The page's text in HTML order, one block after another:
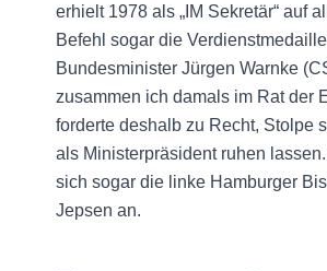
erhielt 1978 als „IM Sekretär“ auf
Befehl sogar die
Bundesminister Jürgen Warnke
zusammen ich damals im Rat der
forderte deshalb zu Recht, Stolpe
als Ministerpräsident ruhen
sich sogar die linke Hamburger
Jepsen an.